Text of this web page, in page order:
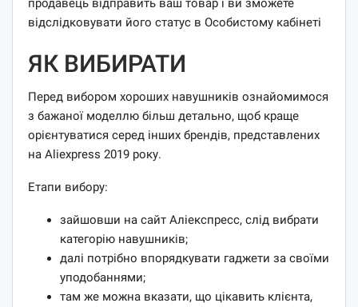
продавець відправить ваш товар і ви зможете
відслідковувати його статус в Особистому кабінеті
ЯК ВИБИРАТИ
Перед вибором хороших навушників ознайомимося
з бажаної моделлю більш детально, щоб краще
орієнтуватися серед інших брендів, представлених
на Aliexpress 2019 року.
Етапи вибору:
зайшовши на сайт Аліекспресс, слід вибрати
категорію навушників;
далі потрібно впорядкувати гаджети за своїми
уподобаннями;
там же можна вказати, що цікавить клієнта,